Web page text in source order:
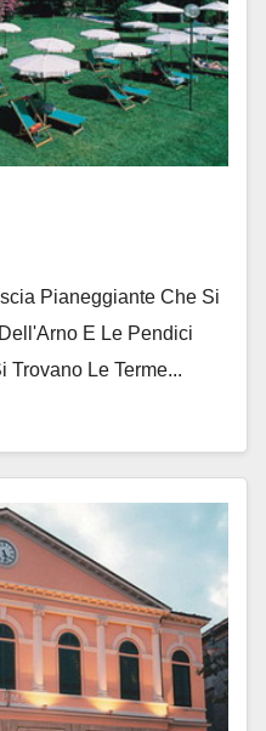
Pianeggiante Che Si
E Le Pendici
Trovano Le Terme...